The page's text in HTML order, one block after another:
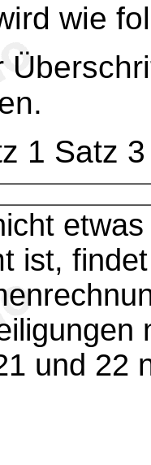
wie
1 Satz
ist,
und 22